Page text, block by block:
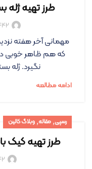
طرز تهیه
مهمانی آخر هفته
که هم ظاهر خوبی
نگیرد. ژله
ادامه مطالعه
رسپی, مقاله, وبلاگ کالین
طرز تهیه کیک